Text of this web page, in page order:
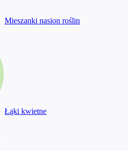
Mieszanki nasion roślin
Łąki kwietne